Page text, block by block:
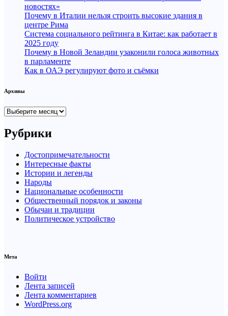
новостях»
Почему в Италии нельзя строить высокие здания в
центре Рима
Система социального рейтинга в Китае: как работает в
2025 году
Почему в Новой Зеландии узаконили голоса животных
в парламенте
Как в ОАЭ регулируют фото и съёмки
Архивы
Архивы
Рубрики
Достопримечательности
Интересные факты
Истории и легенды
Народы
Национальные особенности
Общественный порядок и законы
Обычаи и традиции
Политическое устройство
Мета
Войти
Лента записей
Лента комментариев
WordPress.org